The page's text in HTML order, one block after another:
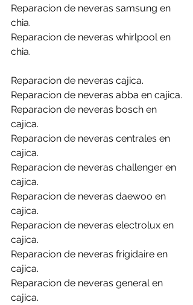
Reparacion de neveras samsung en
chia.
Reparacion de neveras whirlpool en
chia.
Reparacion de neveras cajica.
Reparacion de neveras abba en cajica.
Reparacion de neveras bosch en
cajica.
Reparacion de neveras centrales en
cajica.
Reparacion de neveras challenger en
cajica.
Reparacion de neveras daewoo en
cajica.
Reparacion de neveras electrolux en
cajica.
Reparacion de neveras frigidaire en
cajica.
Reparacion de neveras general en
cajica.